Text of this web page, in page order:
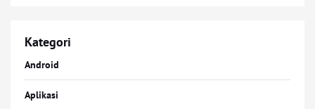
Kategori
Android
Aplikasi